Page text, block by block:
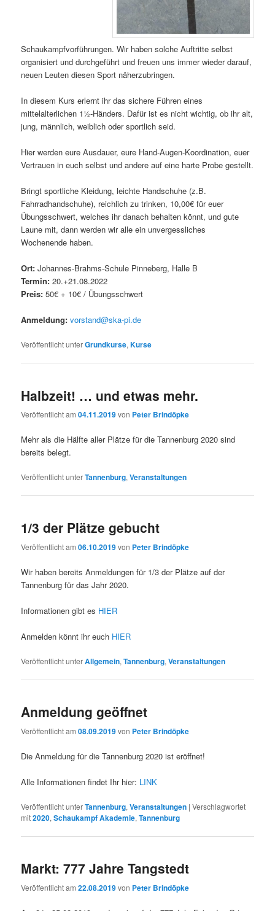
Schaukampfvorführungen. Wir haben solche Auftritte selbst
organisiert und durchgeführt und freuen uns immer wieder darauf,
neuen Leuten diesen Sport näherzubringen.
In diesem Kurs erlernt ihr das sichere Führen eines
mittelalterlichen 1½-Händers. Dafür ist es nicht wichtig, ob ihr alt,
jung, männlich, weiblich oder sportlich seid.
Hier werden eure Ausdauer, eure Hand-Augen-Koordination, euer
Vertrauen in euch selbst und andere auf eine harte Probe gestellt.
Bringt sportliche Kleidung, leichte Handschuhe (z.B.
Fahrradhandschuhe), reichlich zu trinken, 10,00€ für euer
Übungsschwert, welches ihr danach behalten könnt, und gute
Laune mit, dann werden wir alle ein unvergessliches
Wochenende haben.
Ort:Johannes-Brahms-Schule Pinneberg, Halle B
Termin:20.+21.08.2022
Preis: 50€ + 10€ / Übungsschwert
Anmeldung: vorstand@ska-pi.de
Veröffentlicht unterGrundkurse,Kurse
Halbzeit! … und etwas mehr.
Veröffentlicht am04.11.2019von Peter Brindöpke
Mehr als die Hälfte aller Plätze für die Tannenburg 2020 sind
bereits belegt.
Veröffentlicht unterTannenburg,Veranstaltungen
1/3 der Plätze gebucht
Veröffentlicht am06.10.2019von Peter Brindöpke
Wir haben bereits Anmeldungen für 1/3 der Plätze auf der
Tannenburg für das Jahr 2020.
Informationen gibt es HIER
Anmelden könnt ihr euch HIER
Veröffentlicht unterAllgemein,Tannenburg,Veranstaltungen
Anmeldung geöffnet
Veröffentlicht am08.09.2019von Peter Brindöpke
Die Anmeldung für die Tannenburg 2020 ist eröffnet!
Alle Informationen findet Ihr hier: LINK
Veröffentlicht unterTannenburg,Veranstaltungen |Verschlagwortet
mit2020,Schaukampf Akademie,Tannenburg
Markt: 777 Jahre Tangstedt
Veröffentlicht am22.08.2019von Peter Brindöpke